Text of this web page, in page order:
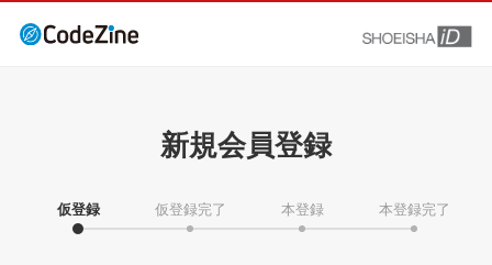
新規会員登録
仮登録 仮登録完了 本登録 本登録完了